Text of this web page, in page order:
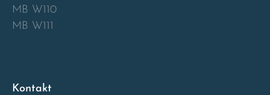
MB W110
MB W111
Kontakt